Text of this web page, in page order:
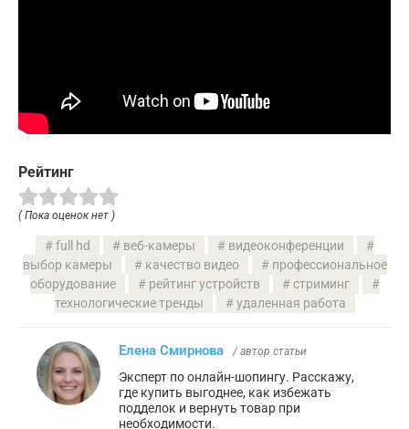
Рейтинг
( Пока оценок нет )
full hd веб-камеры
видеоконференции
выбор камеры
качество видео
профессиональное
оборудование
рейтинг устройств
стриминг
технологические тренды
удаленная работа
Елена Смирнова / автор статьи
Эксперт по онлайн-шопингу. Расскажу,
где купить выгоднее, как избежать
подделок и вернуть товар при
необходимости.